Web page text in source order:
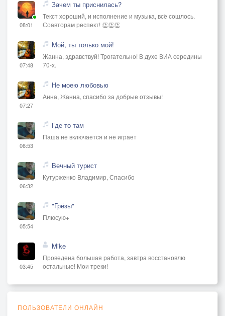
08:01
Зачем ты приснилась?
Текст хороший, и исполнение и музыка, всё сошлось.
Соавторам респект! 👏👏👏
07:48
Мой, ты только мой!
Жанна, здравствуй! Трогательно! В духе ВИА середины
70-х.
07:27
Не моею любовью
Анна, Жанна, спасибо за добрые отзывы!
06:53
Где то там
Паша не включается и не играет
06:32
Вечный турист
Кутурженко Владимир, Спасибо
05:54
"Грёзы"
Плюсую+
03:45
Mike
Проведена большая работа, завтра восстановлю
остальные! Мои треки!
ПОЛЬЗОВАТЕЛИ ОНЛАЙН